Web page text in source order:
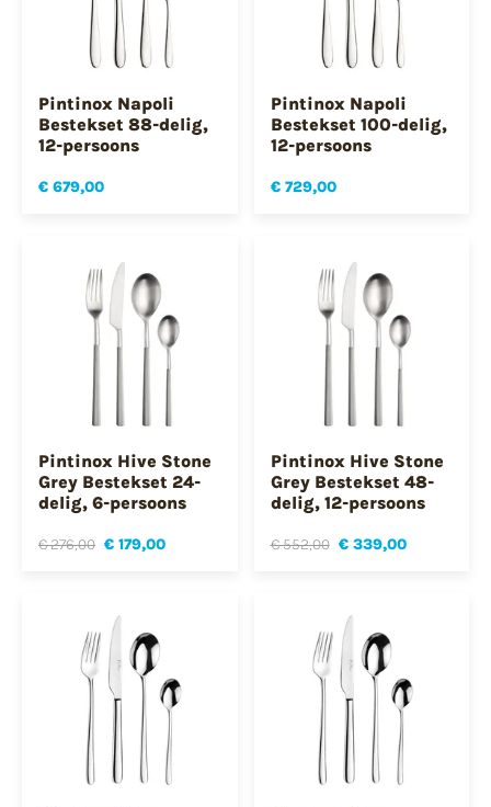
Pintinox Napoli
Bestekset 88-delig,
12-persoons
€ 679,00
Pintinox Napoli
Bestekset 100-delig,
12-persoons
€ 729,00
Pintinox Hive Stone
Grey Bestekset 24-
delig, 6-persoons
€ 276,00 € 179,00
Pintinox Hive Stone
Grey Bestekset 48-
delig, 12-persoons
€ 552,00 € 339,00